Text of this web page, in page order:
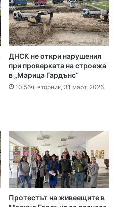
ДНСК не откри нарушения
при проверката на строежа
в „Марица Гардънс“
10:56ч, вторник, 31 март, 2026
Протестът на живеещите в